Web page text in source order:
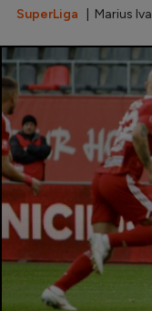
SuperLiga | Marius